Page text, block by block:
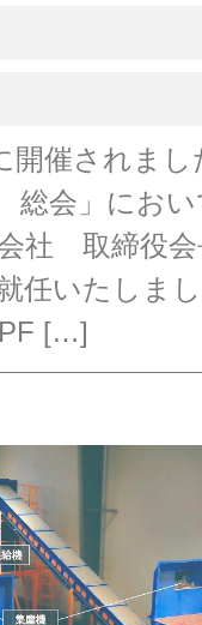
開催されま
会」におい
社 取締役
任いたしま
[…]